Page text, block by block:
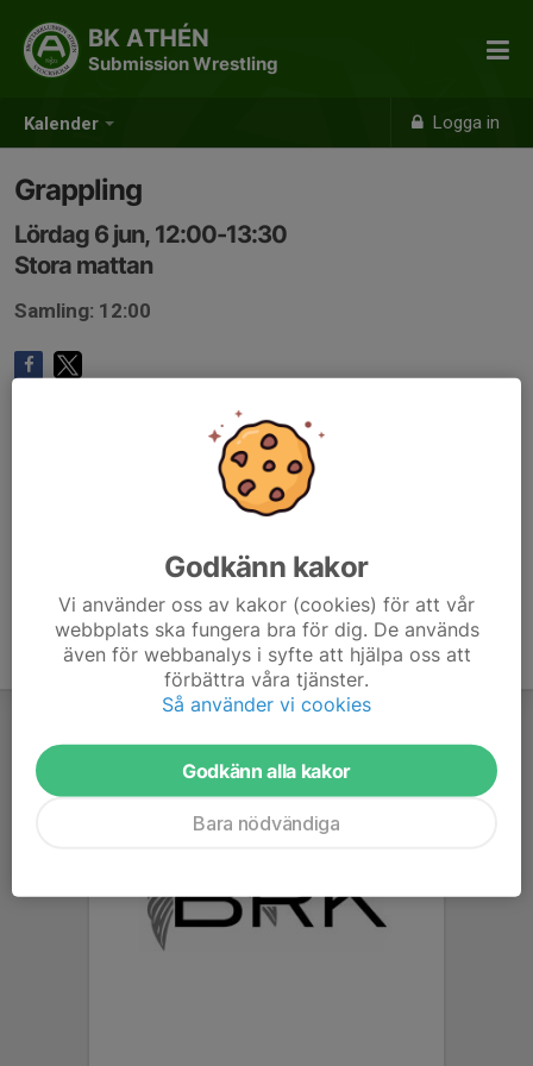
Kalender Logga in
BK ATHÉN
Submission Wrestling
Grappling
Lördag 6 jun, 12:00-13:30
Stora mattan
Samling: 12:00
Godkänn kakor
Vi använder oss av kakor (cookies) för att vår
webbplats ska fungera bra för dig. De används
även för webbanalys i syfte att hjälpa oss att
förbättra våra tjänster.
Så använder vi cookies
Godkänn alla kakor
Bara nödvändiga